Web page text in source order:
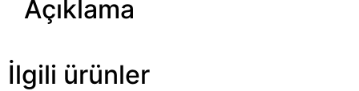
Açıklama
İlgili ürünler